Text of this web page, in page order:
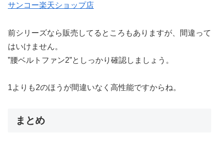
サンコー楽天ショップ店
前シリーズなら販売してるところもありますが、間違って
はいけません。
”腰ベルトファン2”としっかり確認しましょう。
1よりも2のほうが間違いなく高性能ですからね。
まとめ